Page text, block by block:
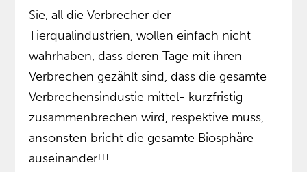
Sie, all die Verbrecher der
Tierqualindustrien, wollen einfach nicht
wahrhaben, dass deren Tage mit ihren
Verbrechen gezählt sind, dass die gesamte
Verbrechensindustie mittel- kurzfristig
zusammenbrechen wird, respektive muss,
ansonsten bricht die gesamte Biosphäre
auseinander!!!